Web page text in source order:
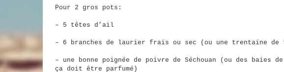
Pour 2 gros pots:
– 5 têtes d’ail
– 6 branches de laurier frais ou sec (ou une trentaine
– une bonne poignée de poivre de Séchouan (ou des
ça doit être parfumé)